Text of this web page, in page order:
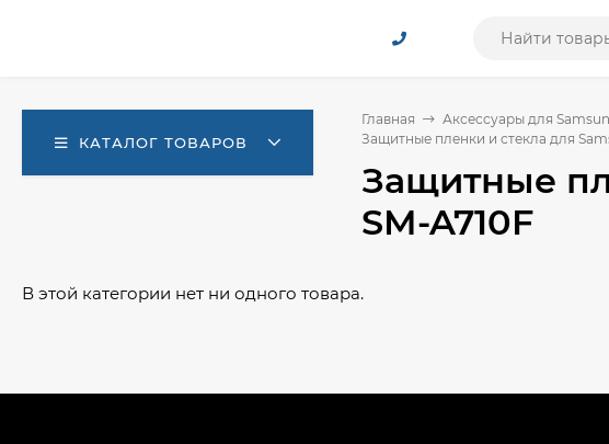
КАТАЛОГ ТОВАРОВ
Главная Аксессуары для
Защитные пленки и стекла для
Защитные
SM-A710F
В этой категории нет ни одного товара.